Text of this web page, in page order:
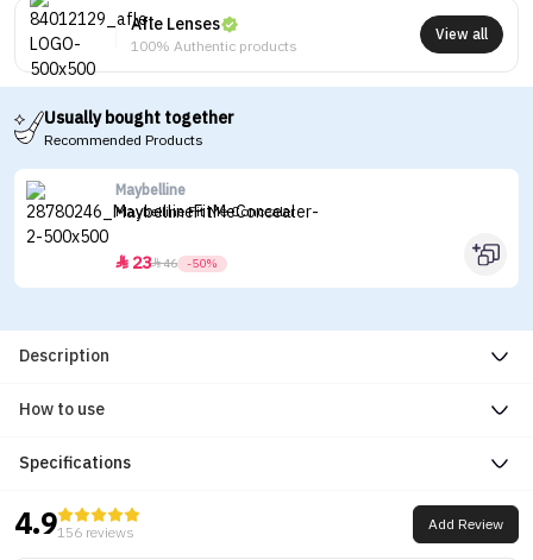
Afle Lenses
100% Authentic products
View all
Usually bought together
Recommended Products
Maybelline
Maybelline Fit Me Concealer
 2346 -50%
Description
How to use
Specifications
4.9156 reviews Add Review